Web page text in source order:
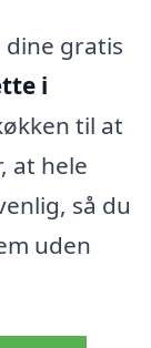
dine gratis
i
til at
at hele
så du
uden